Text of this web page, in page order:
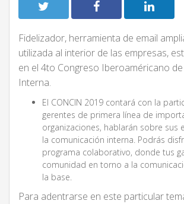
Fidelizador, herramienta de email
utilizada al interior de las empresas,
en el 4to Congreso Iberoaméricano
Interna.
El CONCIN 2019 contará con la
gerentes de primera línea de
organizaciones, hablarán sobre sus
la comunicación interna. Podrás
programa colaborativo, donde tus
comunidad en torno a la
la base.
Para adentrarse en este particular